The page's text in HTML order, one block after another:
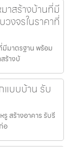
าสร้างบ้านที่มี
งจรในราคาที่
มีมาตรฐาน พร้อม
ร้างบ้
แบบบ้าน รับ
สร้างอาคาร รับรี
อ